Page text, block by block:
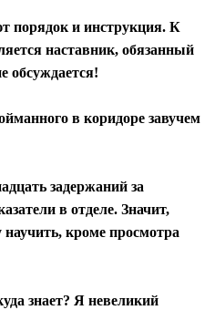
порядок и инструкция. К
наставник, обязанный
обсуждается!
в коридоре завучем
задержаний за
в отделе. Значит,
кроме просмотра
знает? Я невеликий